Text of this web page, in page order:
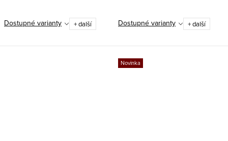
Dostupné varianty + další Dostupné varianty + další
Novinka